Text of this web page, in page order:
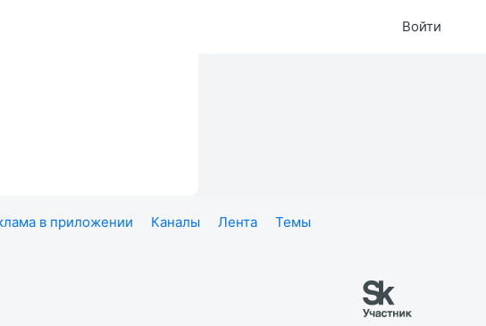
Войти
в приложении Каналы Лента
Темы